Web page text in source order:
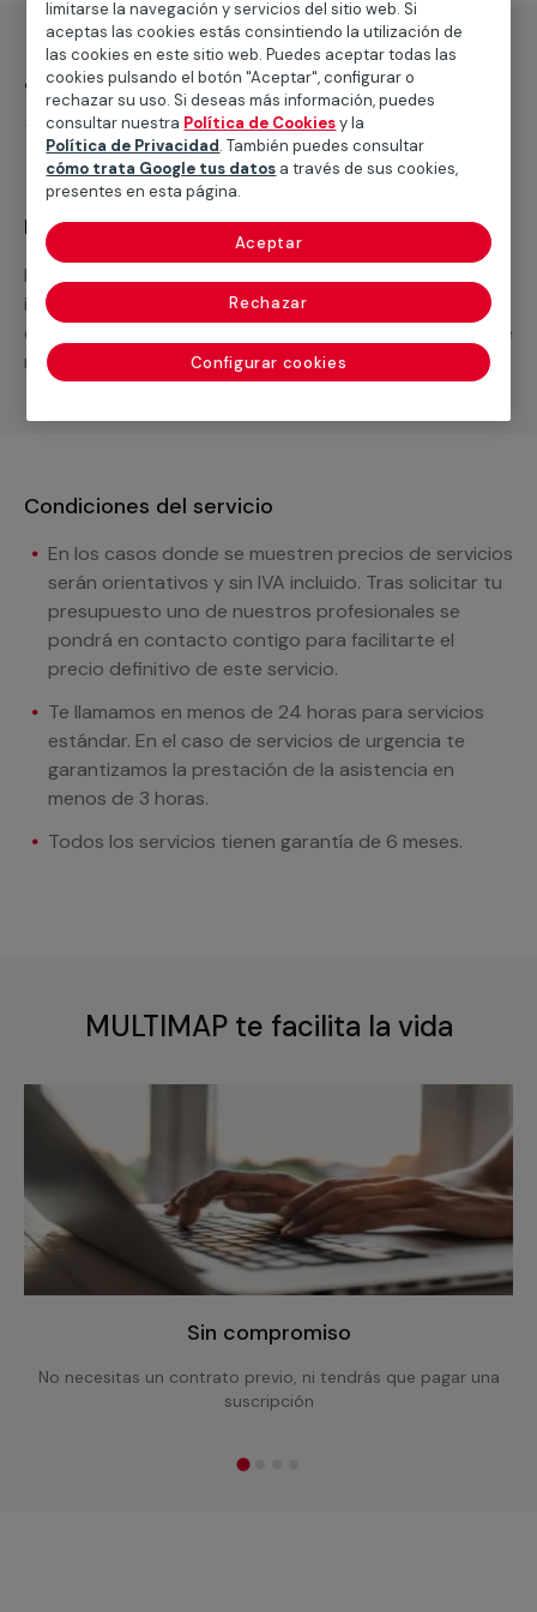
¿Qué incluye?
Servicio de recogida y entrega en domicilio
Recuerda que en MULTIMAP
Podemos ofrecer cualquier servicio a medida
incluyendo todo lo que necesites: materiales,
equipamientos, electrodomésticos, etc. Cuéntanos que
necesitas cuando te llamemos.
Condiciones del servicio
En los casos donde se muestren precios de servicios
serán orientativos y sin IVA incluido. Tras solicitar tu
presupuesto uno de nuestros profesionales se
pondrá en contacto contigo para facilitarte el
precio definitivo de este servicio.
Te llamamos en menos de 24 horas para servicios
estándar. En el caso de servicios de urgencia te
garantizamos la prestación de la asistencia en
menos de 3 horas.
Todos los servicios tienen garantía de 6 meses.
MULTIMAP te facilita la vida
Sin compromiso
No necesitas un contrato previo, ni tendrás que pagar una
suscripción
limitarse la navegación y servicios del sitio web. Si
aceptas las cookies estás consintiendo la utilización de
las cookies en este sitio web. Puedes aceptar todas las
cookies pulsando el botón "Aceptar", configurar o
rechazar su uso. Si deseas más información, puedes
consultar nuestra Política de Cookiesy la
Política de Privacidad. También puedes consultar
cómo trata Google tus datos a través de sus cookies,
presentes en esta página.
Configurar cookies
Rechazar
Aceptar